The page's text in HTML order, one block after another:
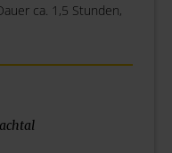
ca. 1,5 Stunden,